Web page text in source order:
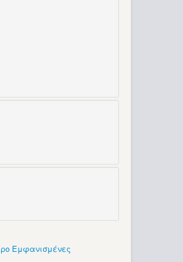
Εμφανισμένες